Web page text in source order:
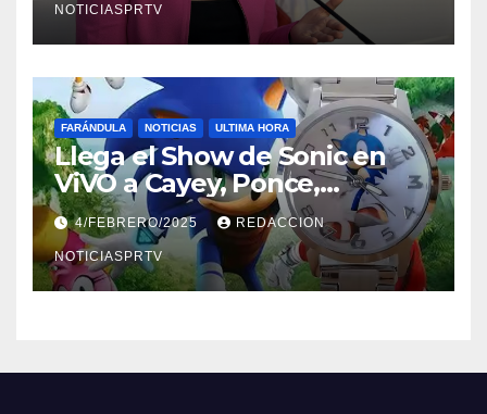
NOTICIASPRTV
FARÁNDULA NOTICIAS ULTIMA HORA
Llega el Show de Sonic en
ViVO a Cayey, Ponce,
Barceloneta y Humacao,
Relojes gratis para el que
compre ahora….
4/FEBRERO/2025 REDACCION
NOTICIASPRTV